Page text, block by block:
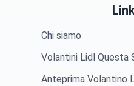
Chi siamo
Volantini Lidl Questa
Anteprima Volantino